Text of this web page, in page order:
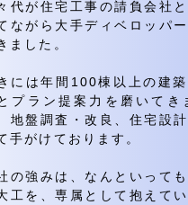
代が住宅工事の請負会社
ながら大手ディベロッパ
ました。
には年間100棟以上の建
プラン提案力を磨いてき
地盤調査・改良、住宅設
手がけております。
の強みは、なんといって
工を、専属として抱えて